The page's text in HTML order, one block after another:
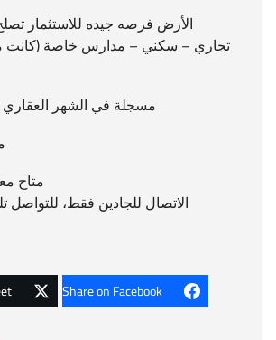
الأرض فرصه جيده للاستثمار
تجاري – سكني – مدارس خاصة (كانت
مسجلة في الشهر العقاري
متاح
الاتصال للجادين فقط،
Share on Facebook